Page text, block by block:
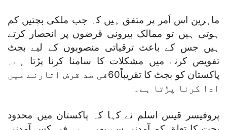
ماہرین اس اَمر پر متفق ہیں کہ جب ملکی بچتیں کم
ہوتی ہیں تو ممالک بیرونی قرضوں پر انحصار کرتے
ہیں جس کے باعث ترقیاتی منصوبوں کے لیے بجٹ
تفویص کرنے میں مشکلات کا سامنا کرنا پڑتا ہے۔
پاکستان کو بجٹ کا تقریباً60فی صد قرض اتارنے میں
ادا کرنا پڑتا ہے۔
پروفیسر قیس اسلم نے کہا کہ پاکستان میں محدود